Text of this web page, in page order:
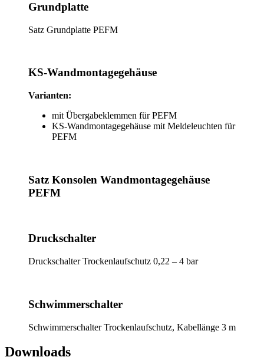
Grundplatte
Satz Grundplatte PEFM
KS-Wandmontagegehäuse
Varianten:
mit Übergabeklemmen für PEFM
KS-Wandmontagegehäuse mit Meldeleuchten für
PEFM
Satz Konsolen Wandmontagegehäuse
PEFM
Druckschalter
Druckschalter Trockenlaufschutz 0,22 – 4 bar
Schwimmerschalter
Schwimmerschalter Trockenlaufschutz, Kabellänge 3 m
Downloads